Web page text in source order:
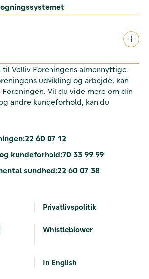
til Velliv Foreningens almennyttige
udvikling og arbejde, kan
Vil du vide mere om din
andre kundeforhold, kan du
22 60 07 12
kundeforhold:70 33 99 99
sundhed:22 60 07 38
Privatlivspolitik
Whistleblower
In English